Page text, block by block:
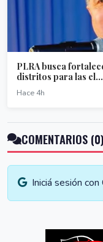
PLRA busca
distritos para las el...
Hace 4h
COMENTARIOS (0)
Iniciá sesión